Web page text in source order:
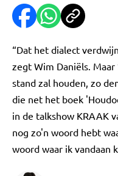
“Dat het dialect
zegt Wim Daniëls. Maar
stand zal houden, zo
die net het boek
in de talkshow KRAAK
nog zo'n woord hebt
woord waar ik vandaan